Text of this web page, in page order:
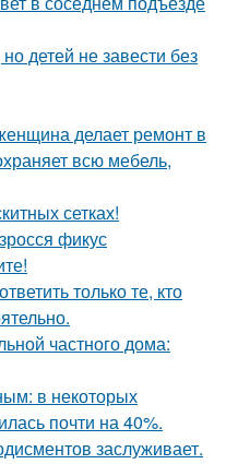
детей не завести без
делает ремонт в
всю мебель,
сетках!
фикус
только те, кто
частного дома:
в некоторых
почти на 40%.
заслуживает.